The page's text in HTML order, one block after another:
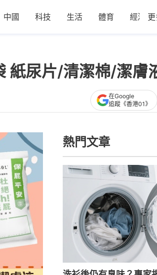
中國 科技 生活 體育 經濟
紙尿片/清潔棉/潔膚
在Google
追蹤《香港01》
熱門文章